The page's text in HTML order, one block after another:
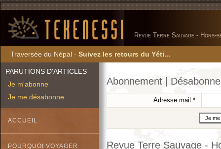
Revue Terre Sauvage -
Traversée du Népal - Suivez les retours du Yéti...
PARUTIONS D'ARTICLES
Je m'abonne
Je me désabonne
ACCUEIL
POURQUOI VOYAGER
Abonnement |
Adresse mail *
Revue Terre Sauvage -